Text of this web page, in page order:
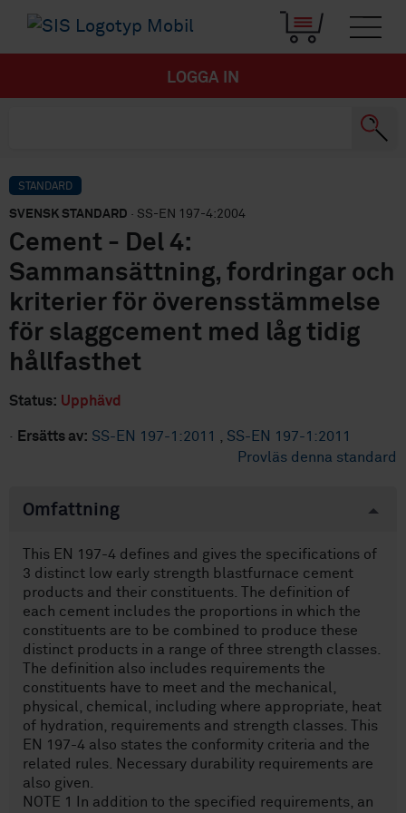
LOGGA IN
STANDARD
SVENSK STANDARD · SS-EN 197-4:2004
Cement - Del 4:
Sammansättning, fordringar och
kriterier för överensstämmelse
för slaggcement med låg tidig
hållfasthet
Status: Upphävd
· Ersätts av: SS-EN 197-1:2011 , SS-EN 197-1:2011
Provläs denna standard
Omfattning
This EN 197-4 defines and gives the specifications of
3 distinct low early strength blastfurnace cement
products and their constituents. The definition of
each cement includes the proportions in which the
constituents are to be combined to produce these
distinct products in a range of three strength classes.
The definition also includes requirements the
constituents have to meet and the mechanical,
physical, chemical, including where appropriate, heat
of hydration, requirements and strength classes. This
EN 197-4 also states the conformity criteria and the
related rules. Necessary durability requirements are
also given.
NOTE 1 In addition to the specified requirements, an